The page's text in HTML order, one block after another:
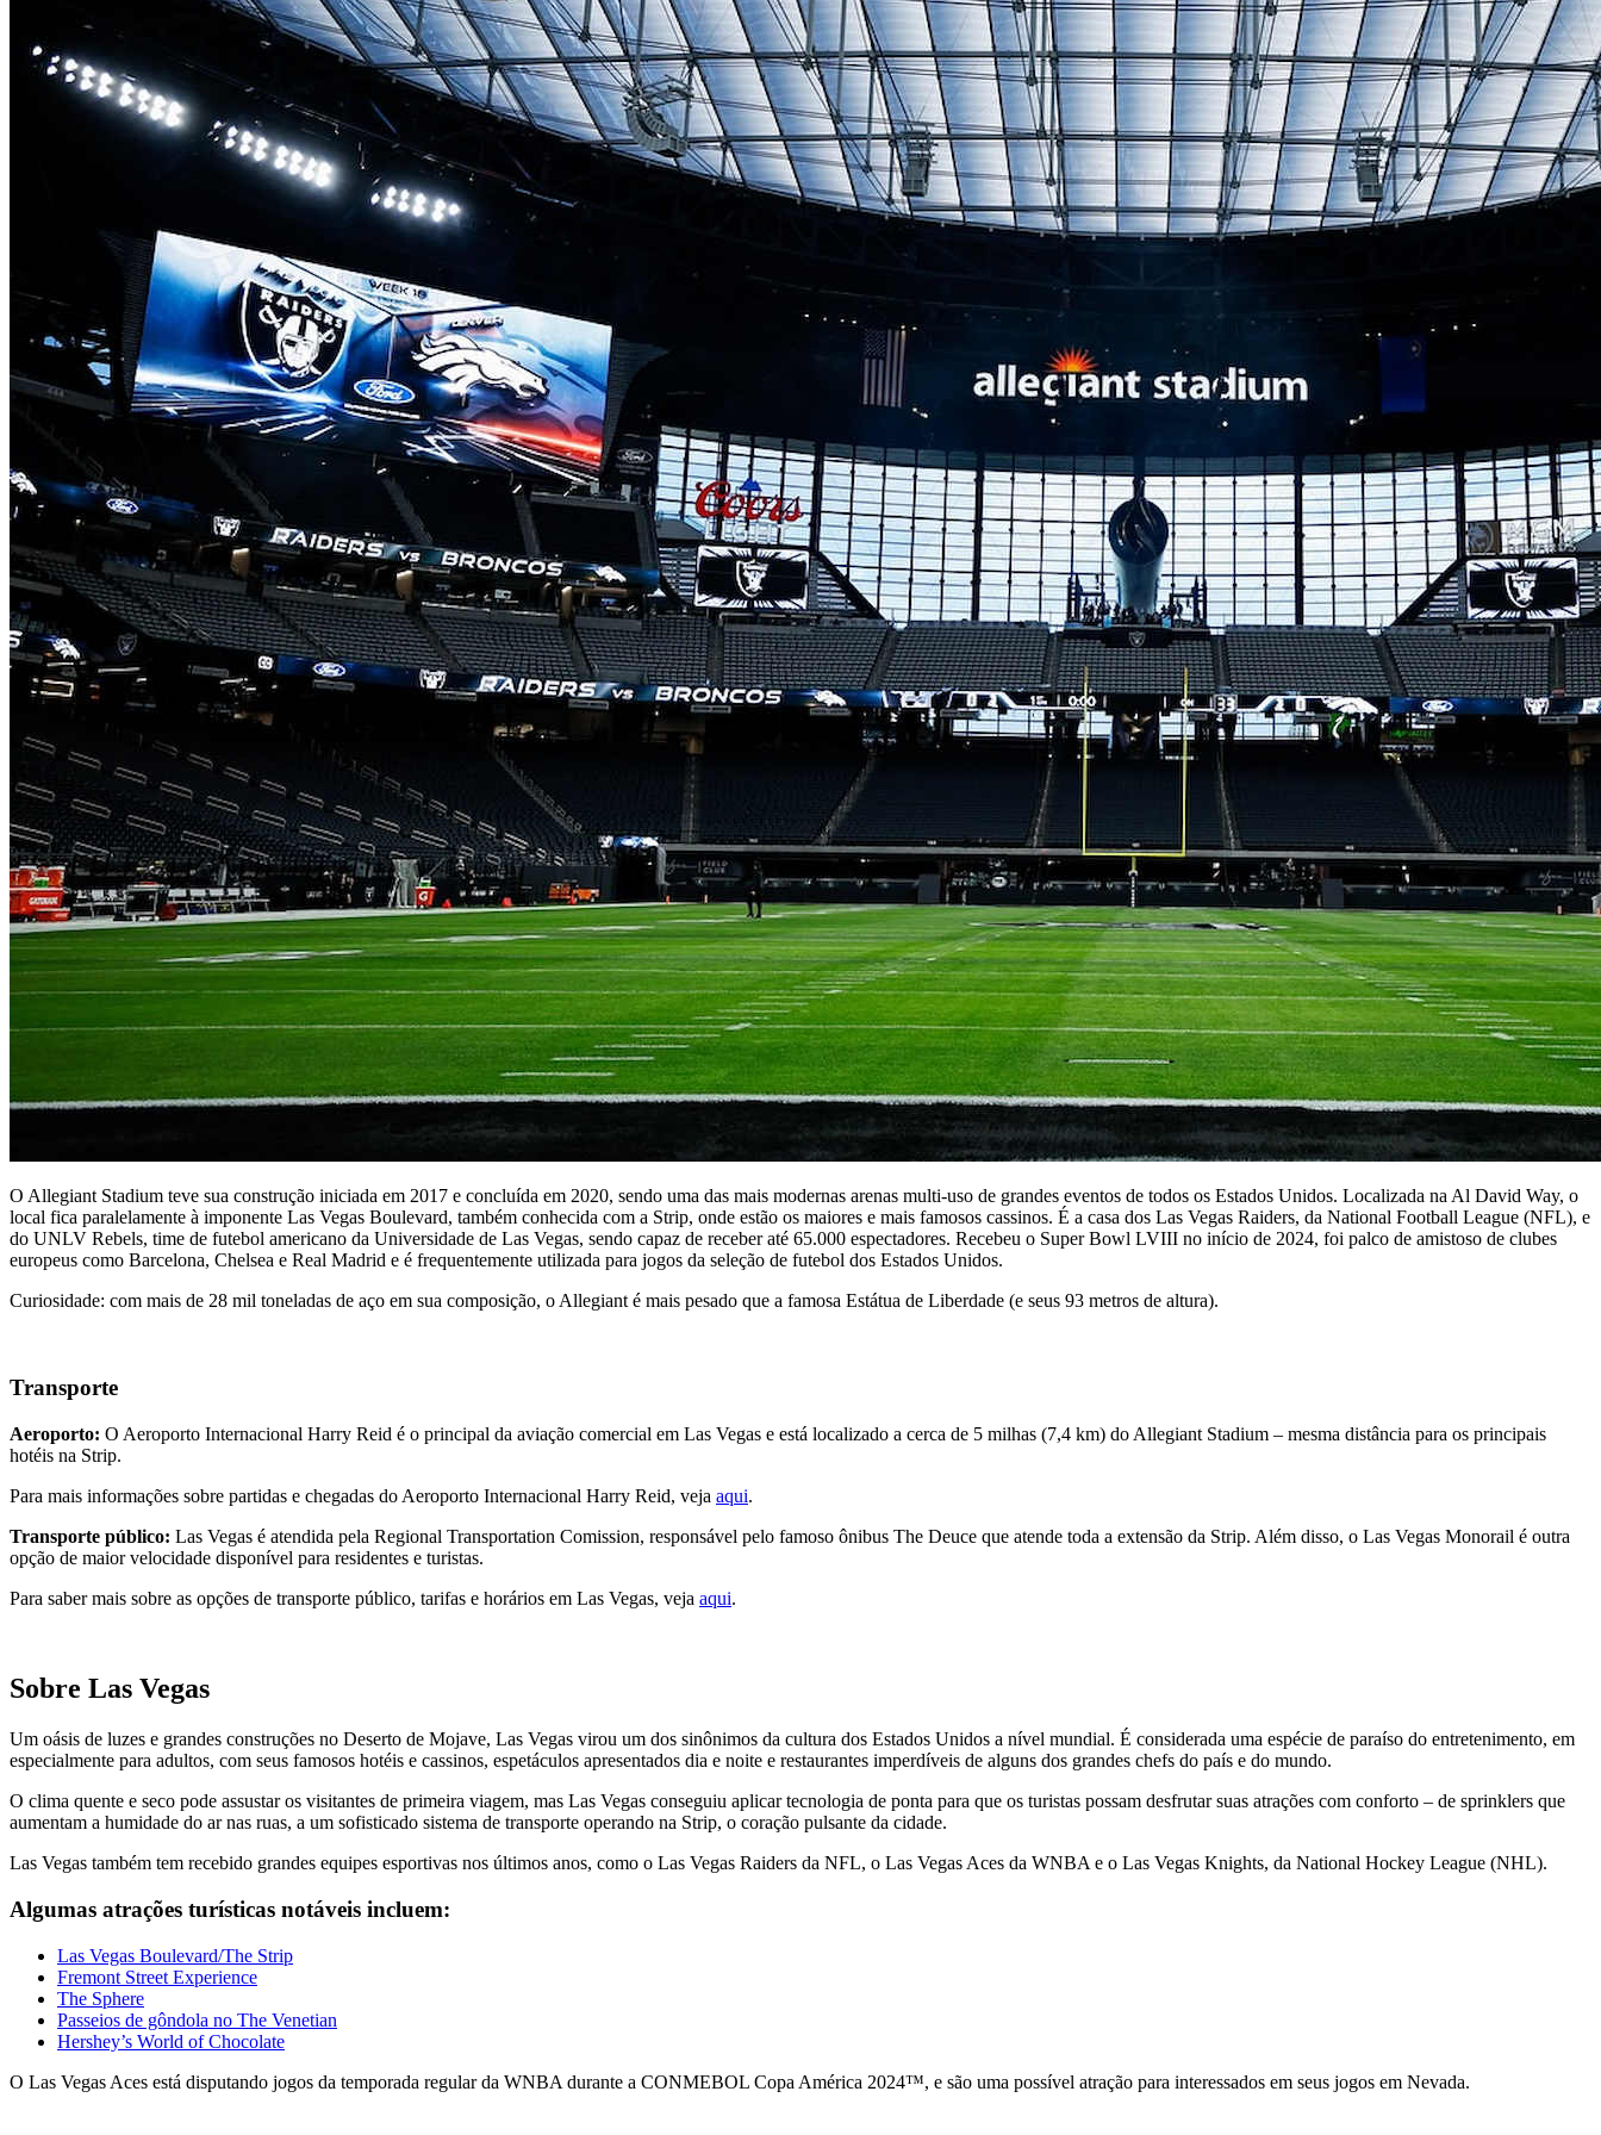
O Allegiant Stadium teve sua construção iniciada em 2017 e concluída em 2020, sendo uma das mais modernas arenas multi-uso de grandes eventos de todos os Estados Unidos. Localizada na Al David Way, o
local fica paralelamente à imponente Las Vegas Boulevard, também conhecida com a Strip, onde estão os maiores e mais famosos cassinos. É a casa dos Las Vegas Raiders, da National Football League (NFL), e
do UNLV Rebels, time de futebol americano da Universidade de Las Vegas, sendo capaz de receber até 65.000 espectadores. Recebeu o Super Bowl LVIII no início de 2024, foi palco de amistoso de clubes
europeus como Barcelona, Chelsea e Real Madrid e é frequentemente utilizada para jogos da seleção de futebol dos Estados Unidos.
Curiosidade: com mais de 28 mil toneladas de aço em sua composição, o Allegiant é mais pesado que a famosa Estátua de Liberdade (e seus 93 metros de altura).
Transporte
Aeroporto: O Aeroporto Internacional Harry Reid é o principal da aviação comercial em Las Vegas e está localizado a cerca de 5 milhas (7,4 km) do Allegiant Stadium – mesma distância para os principais
hotéis na Strip.
Para mais informações sobre partidas e chegadas do Aeroporto Internacional Harry Reid, veja aqui.
Transporte público: Las Vegas é atendida pela Regional Transportation Comission, responsável pelo famoso ônibus The Deuce que atende toda a extensão da Strip. Além disso, o Las Vegas Monorail é outra
opção de maior velocidade disponível para residentes e turistas.
Para saber mais sobre as opções de transporte público, tarifas e horários em Las Vegas, veja aqui.
Sobre Las Vegas
Um oásis de luzes e grandes construções no Deserto de Mojave, Las Vegas virou um dos sinônimos da cultura dos Estados Unidos a nível mundial. É considerada uma espécie de paraíso do entretenimento, em
especialmente para adultos, com seus famosos hotéis e cassinos, espetáculos apresentados dia e noite e restaurantes imperdíveis de alguns dos grandes chefs do país e do mundo.
O clima quente e seco pode assustar os visitantes de primeira viagem, mas Las Vegas conseguiu aplicar tecnologia de ponta para que os turistas possam desfrutar suas atrações com conforto – de sprinklers que
aumentam a humidade do ar nas ruas, a um sofisticado sistema de transporte operando na Strip, o coração pulsante da cidade.
Las Vegas também tem recebido grandes equipes esportivas nos últimos anos, como o Las Vegas Raiders da NFL, o Las Vegas Aces da WNBA e o Las Vegas Knights, da National Hockey League (NHL).
Algumas atrações turísticas notáveis incluem:
Las Vegas Boulevard/The Strip
Fremont Street Experience
The Sphere
Passeios de gôndola no The Venetian
Hershey’s World of Chocolate
O Las Vegas Aces está disputando jogos da temporada regular da WNBA durante a CONMEBOL Copa América 2024™, e são uma possível atração para interessados em seus jogos em Nevada.